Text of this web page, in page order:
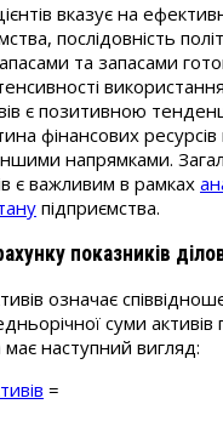
вказує на
послідовність
та запасами
є позитивною
фінансових
напрямками.
є важливим в рамках
підприємства.
показників
означає
суми активів
наступний вигляд:
=